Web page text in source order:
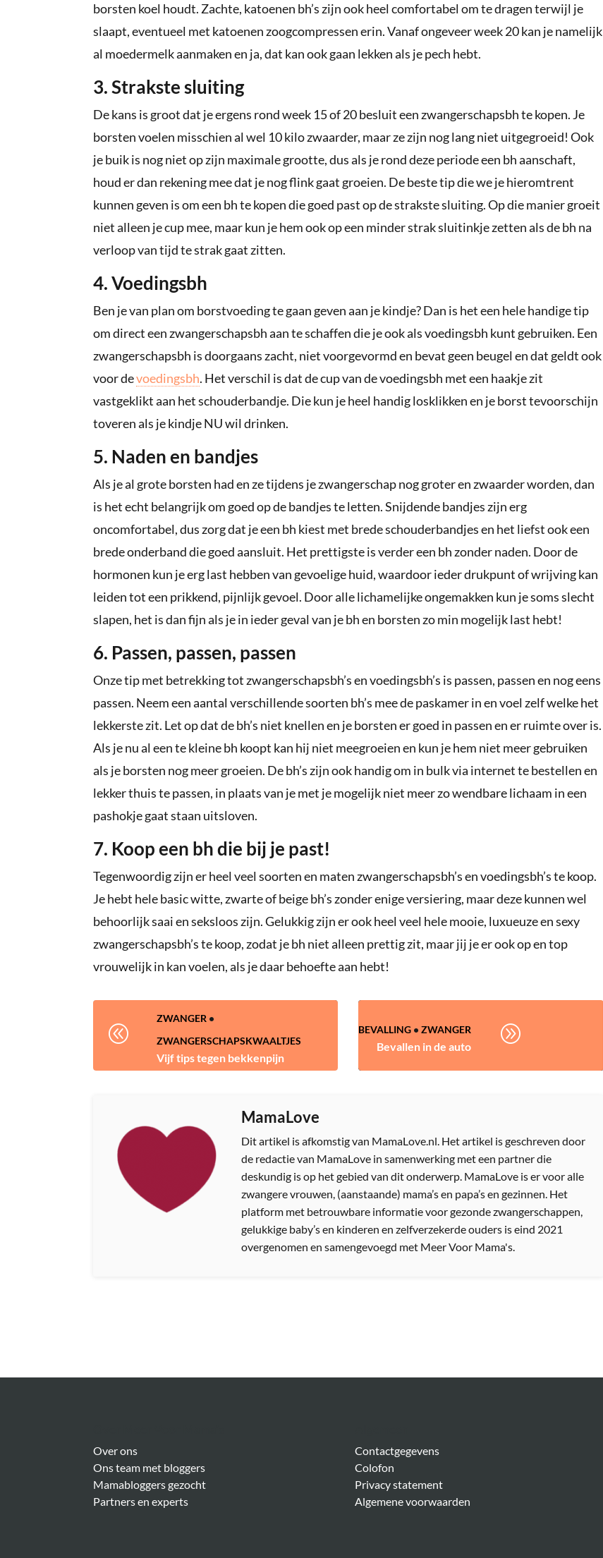
borsten koel houdt. Zachte, katoenen bh’s zijn ook heel comfortabel om te dragen terwijl je
slaapt, eventueel met katoenen zoogcompressen erin. Vanaf ongeveer week 20 kan je namelijk
al moedermelk aanmaken en ja, dat kan ook gaan lekken als je pech hebt.
3. Strakste sluiting
De kans is groot dat je ergens rond week 15 of 20 besluit een zwangerschapsbh te kopen. Je
borsten voelen misschien al wel 10 kilo zwaarder, maar ze zijn nog lang niet uitgegroeid! Ook
je buik is nog niet op zijn maximale grootte, dus als je rond deze periode een bh aanschaft,
houd er dan rekening mee dat je nog flink gaat groeien. De beste tip die we je hieromtrent
kunnen geven is om een bh te kopen die goed past op de strakste sluiting. Op die manier groeit
niet alleen je cup mee, maar kun je hem ook op een minder strak sluitinkje zetten als de bh na
verloop van tijd te strak gaat zitten.
4. Voedingsbh
Ben je van plan om borstvoeding te gaan geven aan je kindje? Dan is het een hele handige tip
om direct een zwangerschapsbh aan te schaffen die je ook als voedingsbh kunt gebruiken. Een
zwangerschapsbh is doorgaans zacht, niet voorgevormd en bevat geen beugel en dat geldt ook
voor devoedingsbh. Het verschil is dat de cup van de voedingsbh met een haakje zit
vastgeklikt aan het schouderbandje. Die kun je heel handig losklikken en je borst tevoorschijn
toveren als je kindje NU wil drinken.
5. Naden en bandjes
Als je al grote borsten had en ze tijdens je zwangerschap nog groter en zwaarder worden, dan
is het echt belangrijk om goed op de bandjes te letten. Snijdende bandjes zijn erg
oncomfortabel, dus zorg dat je een bh kiest met brede schouderbandjes en het liefst ook een
brede onderband die goed aansluit. Het prettigste is verder een bh zonder naden. Door de
hormonen kun je erg last hebben van gevoelige huid, waardoor ieder drukpunt of wrijving kan
leiden tot een prikkend, pijnlijk gevoel. Door alle lichamelijke ongemakken kun je soms slecht
slapen, het is dan fijn als je in ieder geval van je bh en borsten zo min mogelijk last hebt!
6. Passen, passen, passen
Onze tip met betrekking tot zwangerschapsbh’s en voedingsbh’s is passen, passen en nog eens
passen. Neem een aantal verschillende soorten bh’s mee de paskamer in en voel zelf welke het
lekkerste zit. Let op dat de bh’s niet knellen en je borsten er goed in passen en er ruimte over is.
Als je nu al een te kleine bh koopt kan hij niet meegroeien en kun je hem niet meer gebruiken
als je borsten nog meer groeien. De bh’s zijn ook handig om in bulk via internet te bestellen en
lekker thuis te passen, in plaats van je met je mogelijk niet meer zo wendbare lichaam in een
pashokje gaat staan uitsloven.
7. Koop een bh die bij je past!
Tegenwoordig zijn er heel veel soorten en maten zwangerschapsbh’s en voedingsbh’s te koop.
Je hebt hele basic witte, zwarte of beige bh’s zonder enige versiering, maar deze kunnen wel
behoorlijk saai en seksloos zijn. Gelukkig zijn er ook heel veel hele mooie, luxueuze en sexy
zwangerschapsbh’s te koop, zodat je bh niet alleen prettig zit, maar jij je er ook op en top
vrouwelijk in kan voelen, als je daar behoefte aan hebt!
@
ZWANGER •
ZWANGERSCHAPSKWAALTJES
Vijf tips tegen bekkenpijn
BEVALLING •ZWANGER
Bevallen in de auto
A
MamaLove
Dit artikel is afkomstig van MamaLove.nl. Het artikel is geschreven door
de redactie van MamaLove in samenwerking met een partner die
deskundig is op het gebied van dit onderwerp. MamaLove is er voor alle
zwangere vrouwen, (aanstaande) mama’s en papa’s en gezinnen. Het
platform met betrouwbare informatie voor gezonde zwangerschappen,
gelukkige baby’s en kinderen en zelfverzekerde ouders is eind 2021
overgenomen en samengevoegd met Meer Voor Mama's.
Over ons
Ons team met bloggers
Mamabloggers gezocht
Partners en experts
Contactgegevens
Colofon
Privacy statement
Algemene voorwaarden